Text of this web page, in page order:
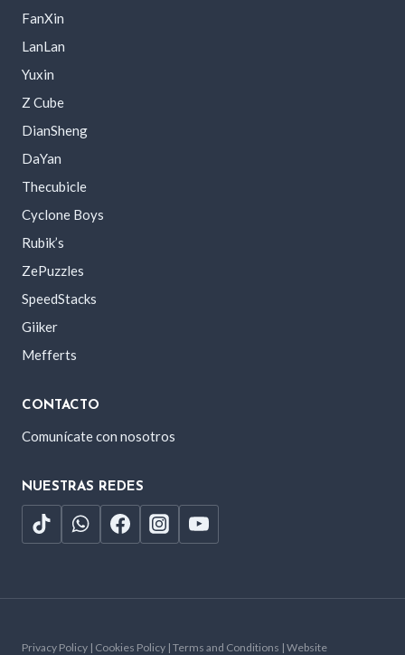
FanXin
LanLan
Yuxin
Z Cube
DianSheng
DaYan
Thecubicle
Cyclone Boys
Rubik’s
ZePuzzles
SpeedStacks
Giiker
Mefferts
CONTACTO
Comunícate con nosotros
NUESTRAS REDES
Privacy Policy | Cookies Policy | Terms and Conditions | Website